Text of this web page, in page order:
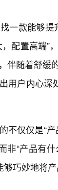
一款能够
配置高端”
伴随着舒
用户内心
不仅仅是“产
非“产品有
巧妙地将